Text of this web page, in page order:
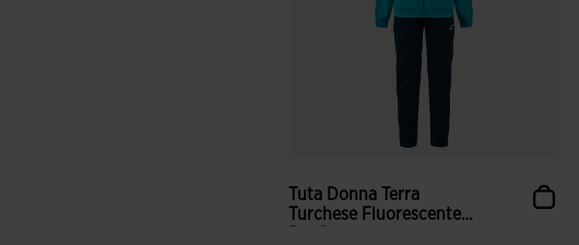
Tuta Donna Terra
Turchese Fluorescente